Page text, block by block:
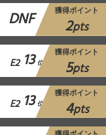
DNF 獲得ポイント
2pts
E2 13 位
獲得ポイント
5pts
E2 13 位
獲得ポイント
4pts